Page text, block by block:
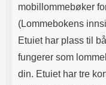
mobillommebøker
(Lommebokens
Etuiet har plass til
fungerer som
din. Etuiet har tre